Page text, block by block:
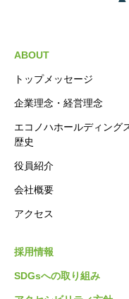
ABOUT
トップメッセージ
企業理念・経営理念
エコノハホールディング
歴史
役員紹介
会社概要
アクセス
採用情報
SDGsへの取り組み